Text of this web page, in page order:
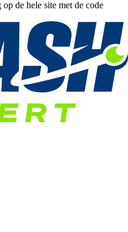
de hele site met de code